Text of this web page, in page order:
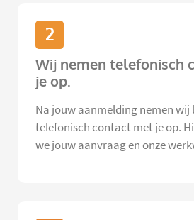
2
Wij nemen telefonisch
je op.
Na jouw aanmelding nemen wij
telefonisch contact met je op.
we jouw aanvraag en onze